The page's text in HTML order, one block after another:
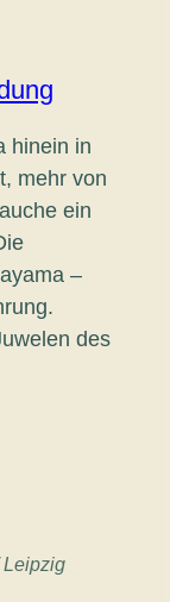
hinein in
mehr von
ein
–
des
Leipzig